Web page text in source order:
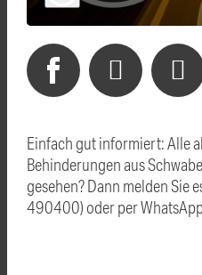
Einfach gut informiert: Alle
Behinderungen aus
gesehen? Dann melden Sie
490400) oder per